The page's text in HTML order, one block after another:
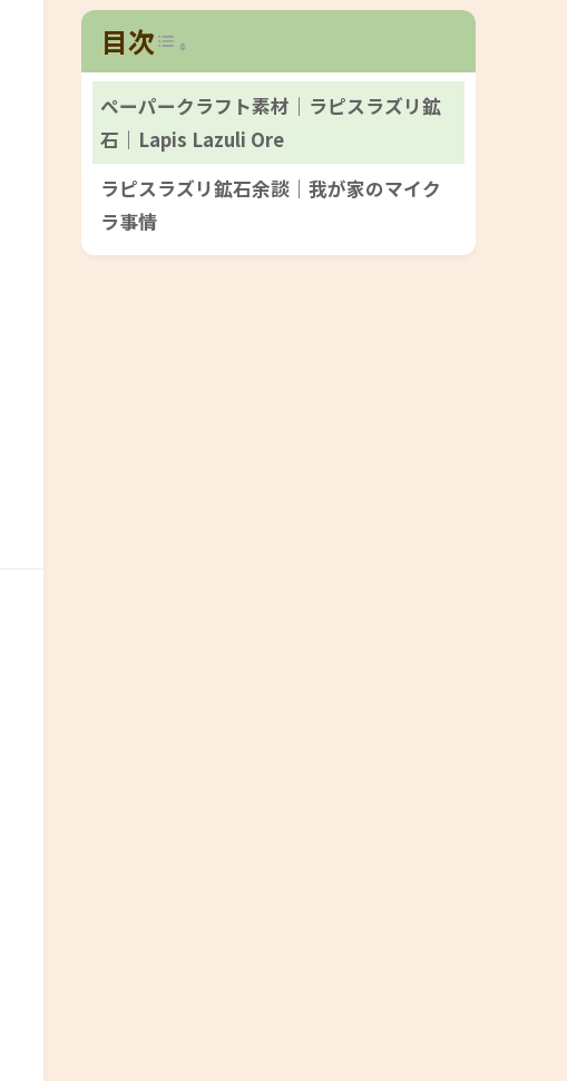
目次Toggle Table of Content
ペーパークラフト素材｜ラピスラズリ鉱
石｜Lapis Lazuli Ore
ラピスラズリ鉱石余談｜我が家のマイク
ラ事情